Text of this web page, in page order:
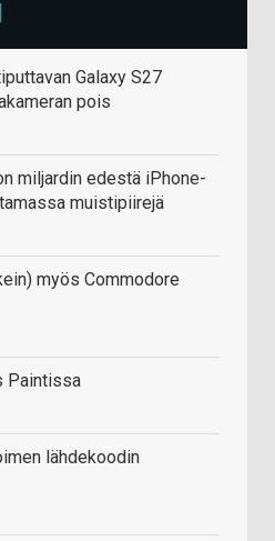
Galaxy S27
pois
miljardin edestä iPhone-
muistipiirejä
myös Commodore
Paintissa
lähdekoodin